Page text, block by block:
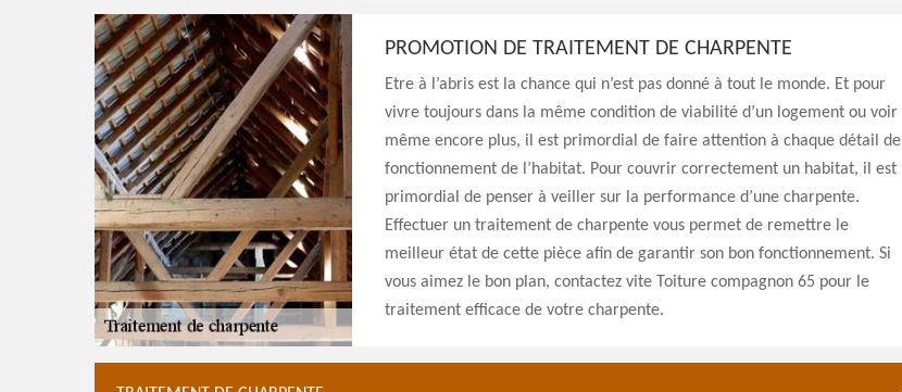
PROMOTION DE TRAITEMENT DE CHARPENTE
Etre à l’abris est la chance qui n’est pas donné à tout le monde. Et pour
vivre toujours dans la même condition de viabilité d’un logement ou voir
même encore plus, il est primordial de faire attention à chaque détail de
fonctionnement de l’habitat. Pour couvrir correctement un habitat, il est
primordial de penser à veiller sur la performance d’une charpente.
Effectuer un traitement de charpente vous permet de remettre le
meilleur état de cette pièce afin de garantir son bon fonctionnement. Si
vous aimez le bon plan, contactez vite Toiture compagnon 65 pour le
traitement efficace de votre charpente.